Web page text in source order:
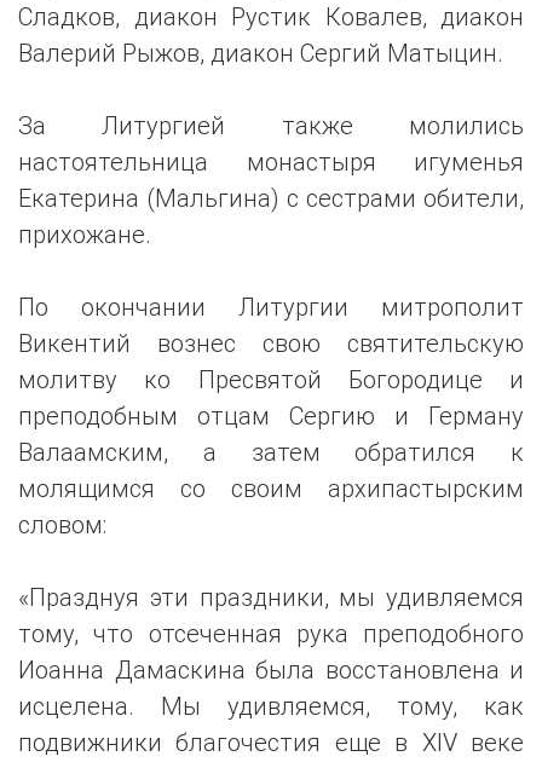
Сладков, диакон Рустик Ковалев, диакон
Валерий Рыжов, диакон Сергий Матыцин.
За Литургией также молились
настоятельница монастыря игуменья
Екатерина (Мальгина) с сестрами обители,
прихожане.
По окончании Литургии митрополит
Викентий вознес свою святительскую
молитву ко Пресвятой Богородице и
преподобным отцам Сергию и Герману
Валаамским, а затем обратился к
молящимся со своим архипастырским
словом:
«Празднуя эти праздники, мы удивляемся
тому, что отсеченная рука преподобного
Иоанна Дамаскина была восстановлена и
исцелена. Мы удивляемся, тому, как
подвижники благочестия еще в XIV веке